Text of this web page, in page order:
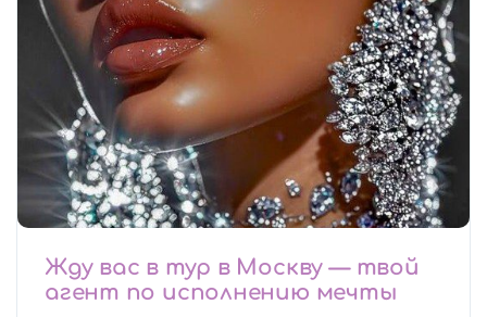
Жду вас в тур в Москву — твой
агент по исполнению мечты